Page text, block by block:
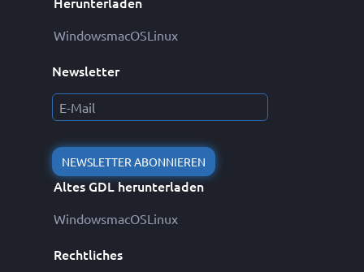
WindowsmacOSLinux
Newsletter
NEWSLETTER ABONNIEREN
Altes GDL herunterladen
WindowsmacOSLinux
Rechtliches